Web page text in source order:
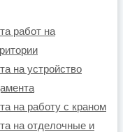
работ на
на устройство
на работу с краном
на отделочные и